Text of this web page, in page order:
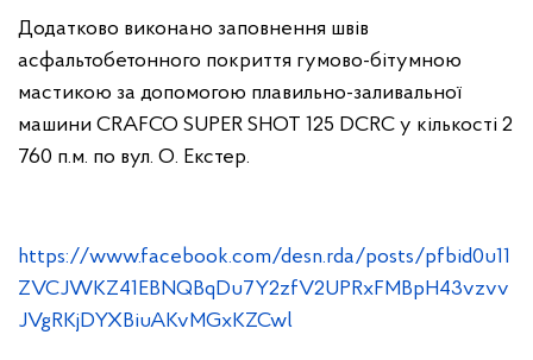
Додатково виконано заповнення швів
асфальтобетонного покриття гумово-бітумною
мастикою за допомогою плавильно-заливальної
машини CRAFCO SUPER SHOT 125 DCRC у кількості 2
760 п.м. по вул. О. Екстер.
https://www.facebook.com/desn.rda/posts/pfbid0u11
ZVCJWKZ41EBNQBqDu7Y2zfV2UPRxFMBpH43vzvv
JVgRKjDYXBiuAKvMGxKZCwl